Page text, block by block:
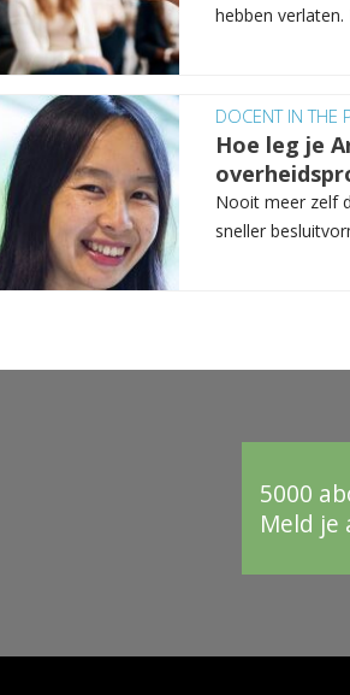
hebben
DOCENT IN THE
Hoe leg je
Nooit meer zelf
sneller
5000
Meld je